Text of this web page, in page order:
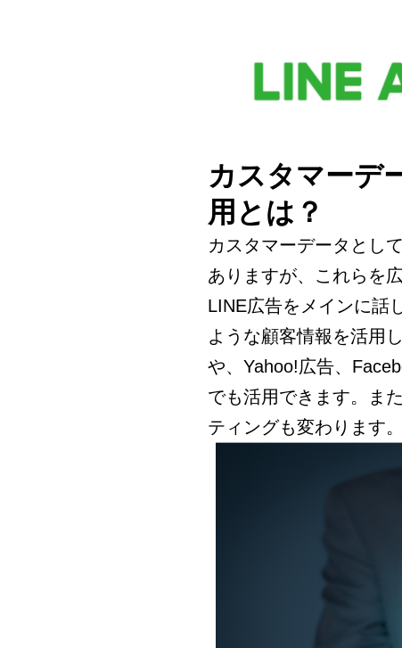
カスタマーデ
用とは？
カスタマーデータとし
ありますが、これらを
LINE広告をメインに話
ような顧客情報を活用
や、Yahoo!広告、
でも活用できます。ま
ティングも変わります。